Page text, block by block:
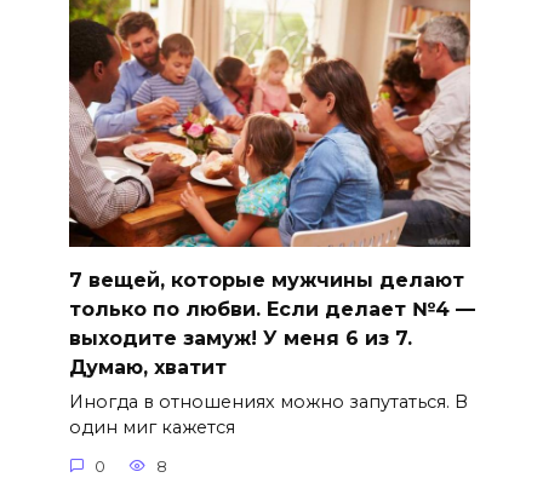
7 вещей, которые мужчины делают
только по любви. Если делает №4 —
выходите замуж! У меня 6 из 7.
Думаю, хватит
Иногда в отношениях можно запутаться. В
один миг кажется
0 8